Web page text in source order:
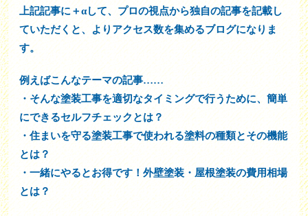
上記記事に＋αして、プロの視点から独自の記事を記載し
ていただくと、よりアクセス数を集めるブログになりま
す。
例えばこんなテーマの記事……
・そんな塗装工事を適切なタイミングで行うために、簡単
にできるセルフチェックとは？
・住まいを守る塗装工事で使われる塗料の種類とその機能
とは？
・一緒にやるとお得です！外壁塗装・屋根塗装の費用相場
とは？